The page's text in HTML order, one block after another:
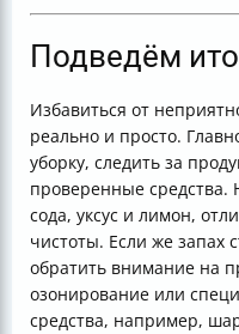
Подведём
Избавиться от
реально и просто.
уборку, следить за
проверенные средства.
сода, уксус и лимон,
чистоты. Если же запах
обратить внимание на
озонирование или
средства, например,